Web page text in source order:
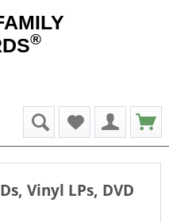
®
Vinyl LPs, DVD